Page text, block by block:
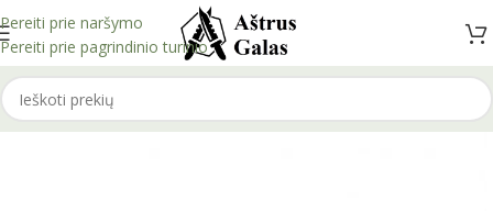
Pereiti prie naršymo
Pereiti prie pagrindinio turinio